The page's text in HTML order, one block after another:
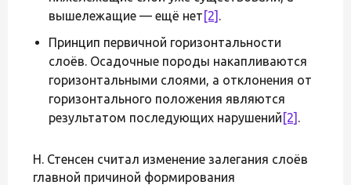
вышележащие — ещё нет [2] .
Принцип первичной горизонтальности
слоёв. Осадочные породы накапливаются
горизонтальными слоями, а отклонения от
горизонтального положения являются
результатом последующих нарушений [2] .
Н. Стенсен считал изменение залегания слоёв
главной причиной формирования